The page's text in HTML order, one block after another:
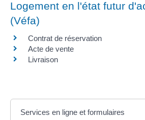
Logement en l'état futur
(Véfa)
Contrat de réservation
Acte de vente
Livraison
Services en ligne et formulaires